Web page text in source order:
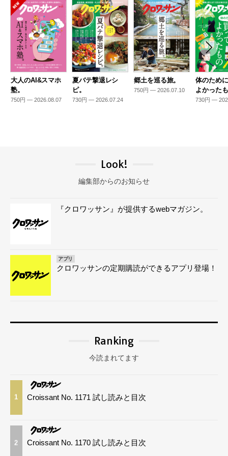
大人のAI&スマホ
塾。
750円 — 2026.08.07
夏バテ撃退レシ
ピ。
730円 — 2026.07.24
郷土を巡る旅。
750円 — 2026.07.10
体のため
よかった
730円 —
Look!
編集部からのお知らせ
『クロワッサン』が提供するwebマガジン。
アプリ
クロワッサンの定期購読ができるアプリ登場！
Ranking
今読まれてます
1 Croissant No. 1171 試し読みと目次
2 Croissant No. 1170 試し読みと目次